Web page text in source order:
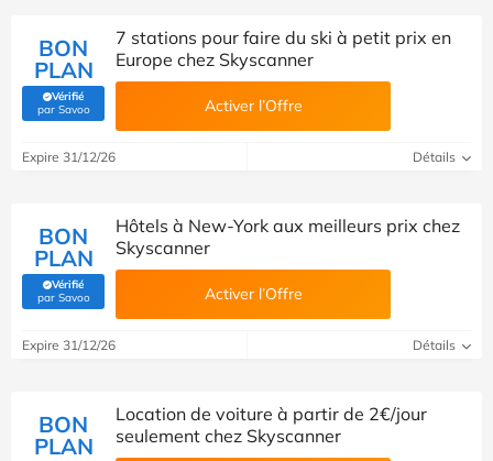
BON
PLAN
Vérifié
par Savoo(Vérifié par Savoo)
7 stations pour faire du ski à petit prix en
Europe chez Skyscanner
Activer l’Offre
Expire 31/12/26 Détails
BON
PLAN
Vérifié
par Savoo(Vérifié par Savoo)
Hôtels à New-York aux meilleurs prix chez
Skyscanner
Activer l’Offre
Expire 31/12/26 Détails
BON
PLAN
Location de voiture à partir de 2€/jour
seulement chez Skyscanner